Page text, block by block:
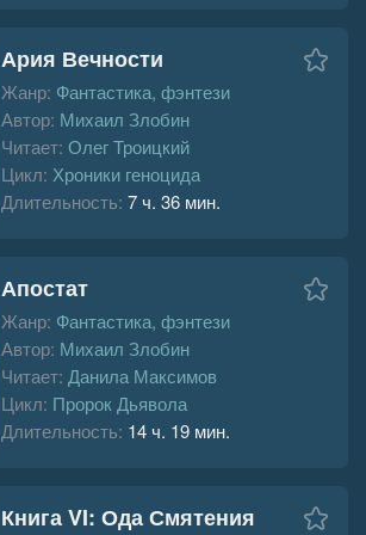
Ария Вечности
Жанр: Фантастика, фэнтези
Автор: Михаил Злобин
Читает: Олег Троицкий
Цикл: Хроники геноцида
Длительность: 7 ч. 36 мин.
Апостат
Жанр: Фантастика, фэнтези
Автор: Михаил Злобин
Читает: Данила Максимов
Цикл: Пророк Дьявола
Длительность: 14 ч. 19 мин.
Книга VI: Ода Смятения